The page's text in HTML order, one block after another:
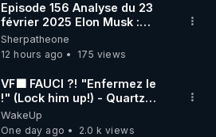
Episode 156 Analyse du 23
février 2025 Elon Musk :
Houston , on a un problème !
Sherpatheone
12 hours ago
175 views
VF🟩 FAUCI ?! "Enfermez le
!" (Lock him up!) - Quartz
Traduction
WakeUp
One day ago
2.0 k views